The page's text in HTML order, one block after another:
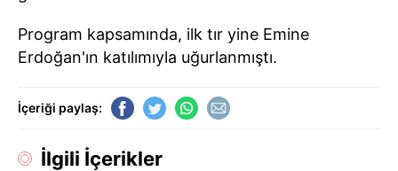
Program kapsamında, ilk tır yine Emine
Erdoğan'ın katılımıyla uğurlanmıştı.
İçeriği paylaş:
İlgili İçerikler